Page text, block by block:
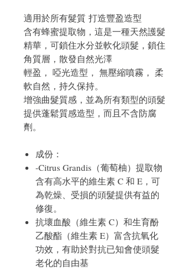
適用於所有髮質 打造豐盈造型
含有蜂蜜提取物，這是一種天然護髮
精華，可鎖住水分並軟化頭髮，鎖住
角質層，散發自然光澤
輕盈， 啞光造型， 無壓縮噴霧， 柔
軟自然，持久保持。
增強曲髮質感，並為所有類型的頭髮
提供蓬鬆質感造型，而且不含防腐
劑。
成份：
-Citrus Grandis（葡萄柚）提取物
含有高水平的維生素 C 和 E，可
為乾燥、受損的頭髮提供有益的
修復。
抗壞血酸（維生素 C）和生育酚
乙酸酯（維生素 E）富含抗氧化
功效，有助於對抗已知會使頭髮
老化的自由基